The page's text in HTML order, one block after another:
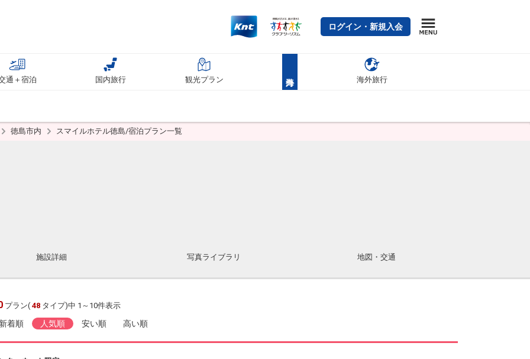
ログイン・新規入会
通＋宿泊 国内旅行 観光プラン 海外旅行
徳島市内 スマイルホテル徳島/宿泊プラン一覧
施設詳細 写真ライブラリ 地図・交通
プラン( 48 タイプ)中 1～10件表示
着順 人気順 安い順 高い順